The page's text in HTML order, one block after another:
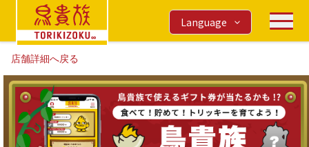
Language
店舗詳細へ戻る